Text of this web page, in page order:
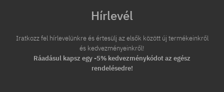
Hírlevél
Iratkozz fel hírlevelünkre és értesülj az elsők között új termékeinkről
és kedvezményeinkről!
Ráadásul kapsz egy -5% kedvezménykódot az egész
rendelésedre!